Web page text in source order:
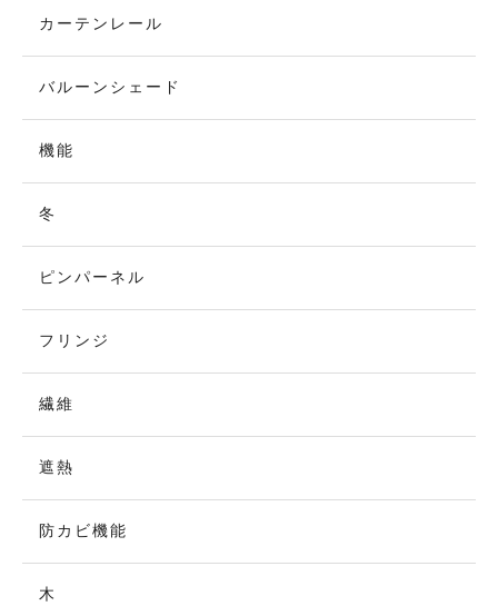
カーテンレール
バルーンシェード
機能
冬
ピンパーネル
フリンジ
繊維
遮熱
防カビ機能
木